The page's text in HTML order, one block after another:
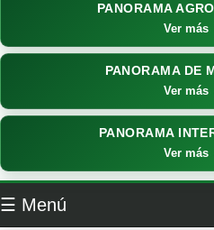
PANORAMA
Ver más
PANORAMA DE
Ver más
PANORAMA
Ver más
☰ Menú